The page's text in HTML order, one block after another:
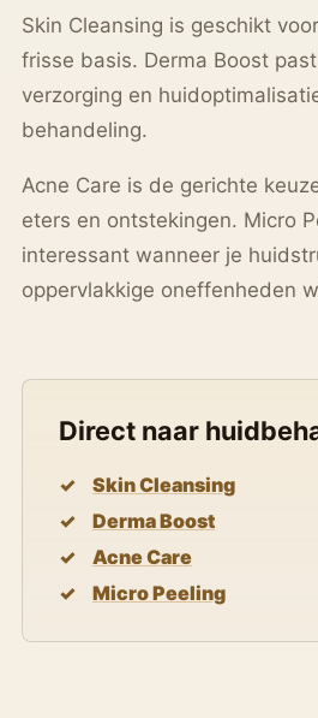
Skin Cleansing is geschikt
frisse basis. Derma Boost
verzorging en
behandeling.
Acne Care is de gerichte
eters en ontstekingen. Micro
interessant wanneer je
oppervlakkige oneffenheden
Direct naar
Skin Cleansing
Derma Boost
Acne Care
Micro Peeling